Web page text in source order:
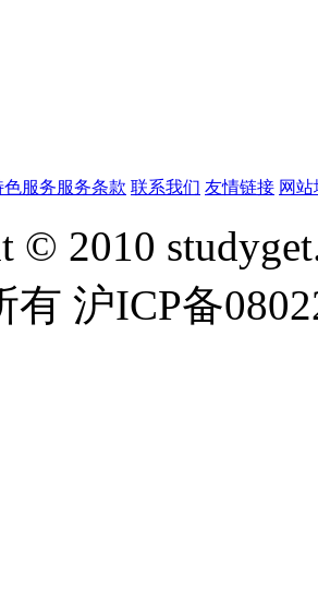
色服务服务条款 联系我们 友情链接 网
© 2010
有 沪ICP备